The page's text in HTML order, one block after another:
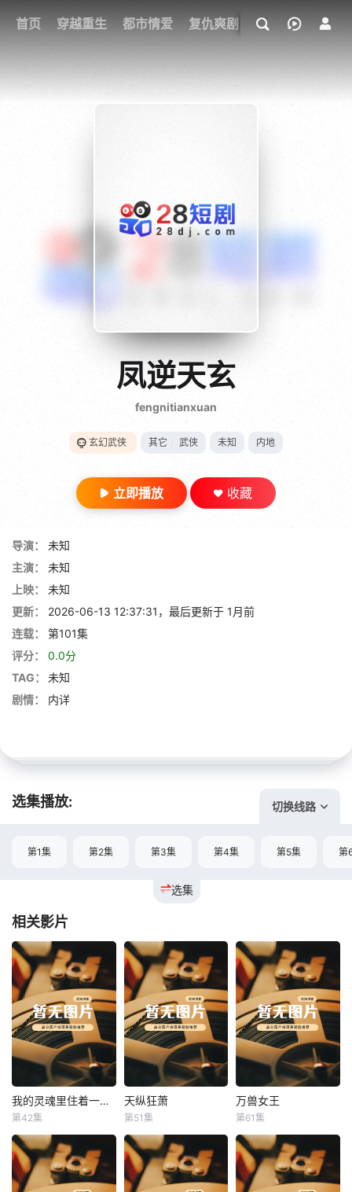
首页 穿越重生 都市情爱 复仇爽剧 玄幻武侠 奇幻
我的观影记录
{if condition="$obj.vod_points
28短剧凤逆天玄
fengnitianxuan
玄幻武侠 其它 武侠 未知 内地
立即播放 收藏
导演：
未知
主演：
未知
上映：
未知
更新：
2026-06-13 12:37:31，最后更新于 1月前
连载：
第101集
评分：
0.0分
TAG：
未知
剧情：
内详
选集播放: 切换线路
选集
第1集 第2集 第3集 第4集 第5集 第
相关影片
我的灵魂里住着一条龙 我的灵魂里住着一条龙
第42集
天纵狂萧
天纵狂萧
第51集
万兽女王
万兽女王
第61集